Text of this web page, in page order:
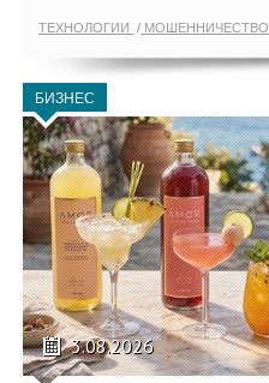
ТЕХНОЛОГИИ МОШЕННИЧЕСТВО
БИЗНЕС
3.08.2026